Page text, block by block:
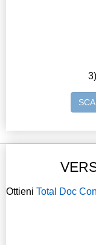
Ottieni Total Doc